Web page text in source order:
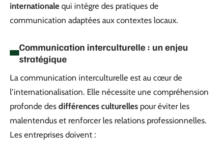
internationale qui intègre des pratiques de
communication adaptées aux contextes locaux.
Communication interculturelle : un enjeu
stratégique
La communication interculturelle est au cœur de
l’internationalisation. Elle nécessite une compréhension
profonde des différences culturelles pour éviter les
malentendus et renforcer les relations professionnelles.
Les entreprises doivent :